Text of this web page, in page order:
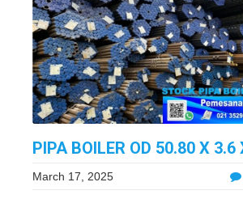
PIPA BOILER OD 50.80 X
March 17, 2025